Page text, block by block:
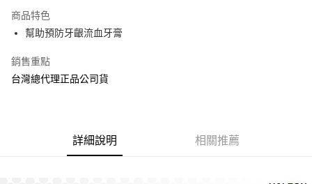
Apple Pay
街口支付
悠遊付
【關於「AFTEE先享後付」】
商品特色
幫助預防牙齦流血牙膏
銷售重點
台灣總代理正品公司貨
詳細說明 相關推薦